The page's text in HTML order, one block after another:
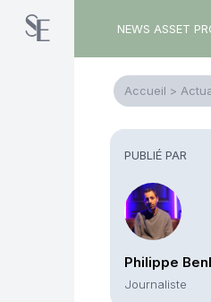
NEWS ASSET
Accueil >
PUBLIÉ PAR
Philippe
Journaliste